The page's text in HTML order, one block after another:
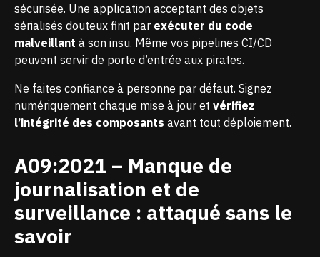
sécurisée. Une application acceptant des objets
sérialisés douteux finit par exécuter du code
malveillant à son insu. Même vos pipelines CI/CD
peuvent servir de porte d’entrée aux pirates.
Ne faites confiance à personne par défaut. Signez
numériquement chaque mise à jour et vérifiez
l’intégrité des composants avant tout déploiement.
A09:2021 – Manque de
journalisation et de
surveillance : attaqué sans le
savoir